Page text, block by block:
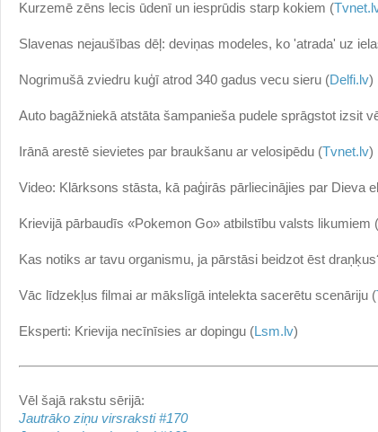
Kurzemē zēns lecis ūdenī un iesprūdis starp kokiem (
Slavenas nejaušības dēļ: deviņas modeles, ko 'atrada' uz
Nogrimušā zviedru kuģī atrod 340 gadus vecu sieru (Delfi.lv)
Auto bagāžniekā atstāta šampanieša pudele sprāgstot izsit
Irānā arestē sievietes par braukšanu ar velosipēdu (Tvnet.lv)
Video: Klārksons stāsta, kā paģirās pārliecinājies par Dieva
Krievijā pārbaudīs «Pokemon Go» atbilstību valsts likumiem (
Kas notiks ar tavu organismu, ja pārstāsi beidzot ēst
Vāc līdzekļus filmai ar mākslīgā intelekta sacerētu scenāriju (
Eksperti: Krievija necīnīsies ar dopingu (Lsm.lv)
Vēl šajā rakstu sērijā:
Jautrāko ziņu virsraksti #170